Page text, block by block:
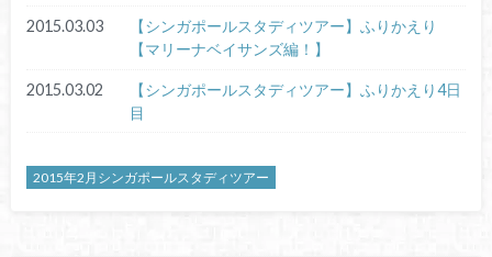
2015.03.03
【シンガポールスタディツアー】ふりかえり
【マリーナベイサンズ編！】
2015.03.02
【シンガポールスタディツアー】ふりかえり4日
目
2015年2月シンガポールスタディツアー